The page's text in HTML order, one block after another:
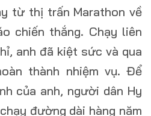
từ thị trấn Marathon về
chiến thắng. Chạy liên
anh đã kiệt sức và qua
thành nhiệm vụ. Để
của anh, người dân Hy
đường dài hàng năm